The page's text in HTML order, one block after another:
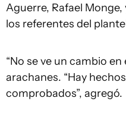
Aguerre, Rafael
los referentes del
“No se ve un cambio
arachanes. “Hay
comprobados”, agregó.